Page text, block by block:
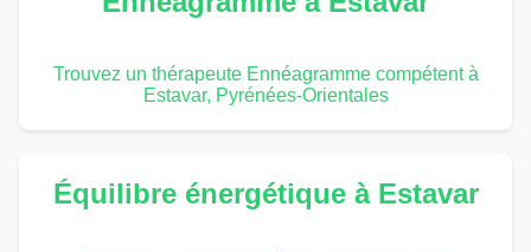
Trouvez un thérapeute Ennéagramme compétent à
Estavar, Pyrénées-Orientales
Équilibre énergétique à Estavar